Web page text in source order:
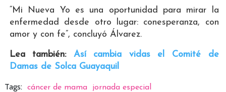
“Mi Nueva Yo es una oportunidad para mirar la
enfermedad desde otro lugar: conesperanza, con
amor y con fe”, concluyó Álvarez.
Lea también: Así cambia vidas el Comité de
Damas de Solca Guayaquil
Tags: cáncer de mama jornada especial